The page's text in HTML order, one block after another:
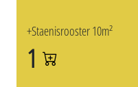
+Staenisrooster 10m²
1